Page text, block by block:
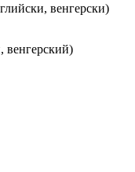
венгерски)
венгерский)